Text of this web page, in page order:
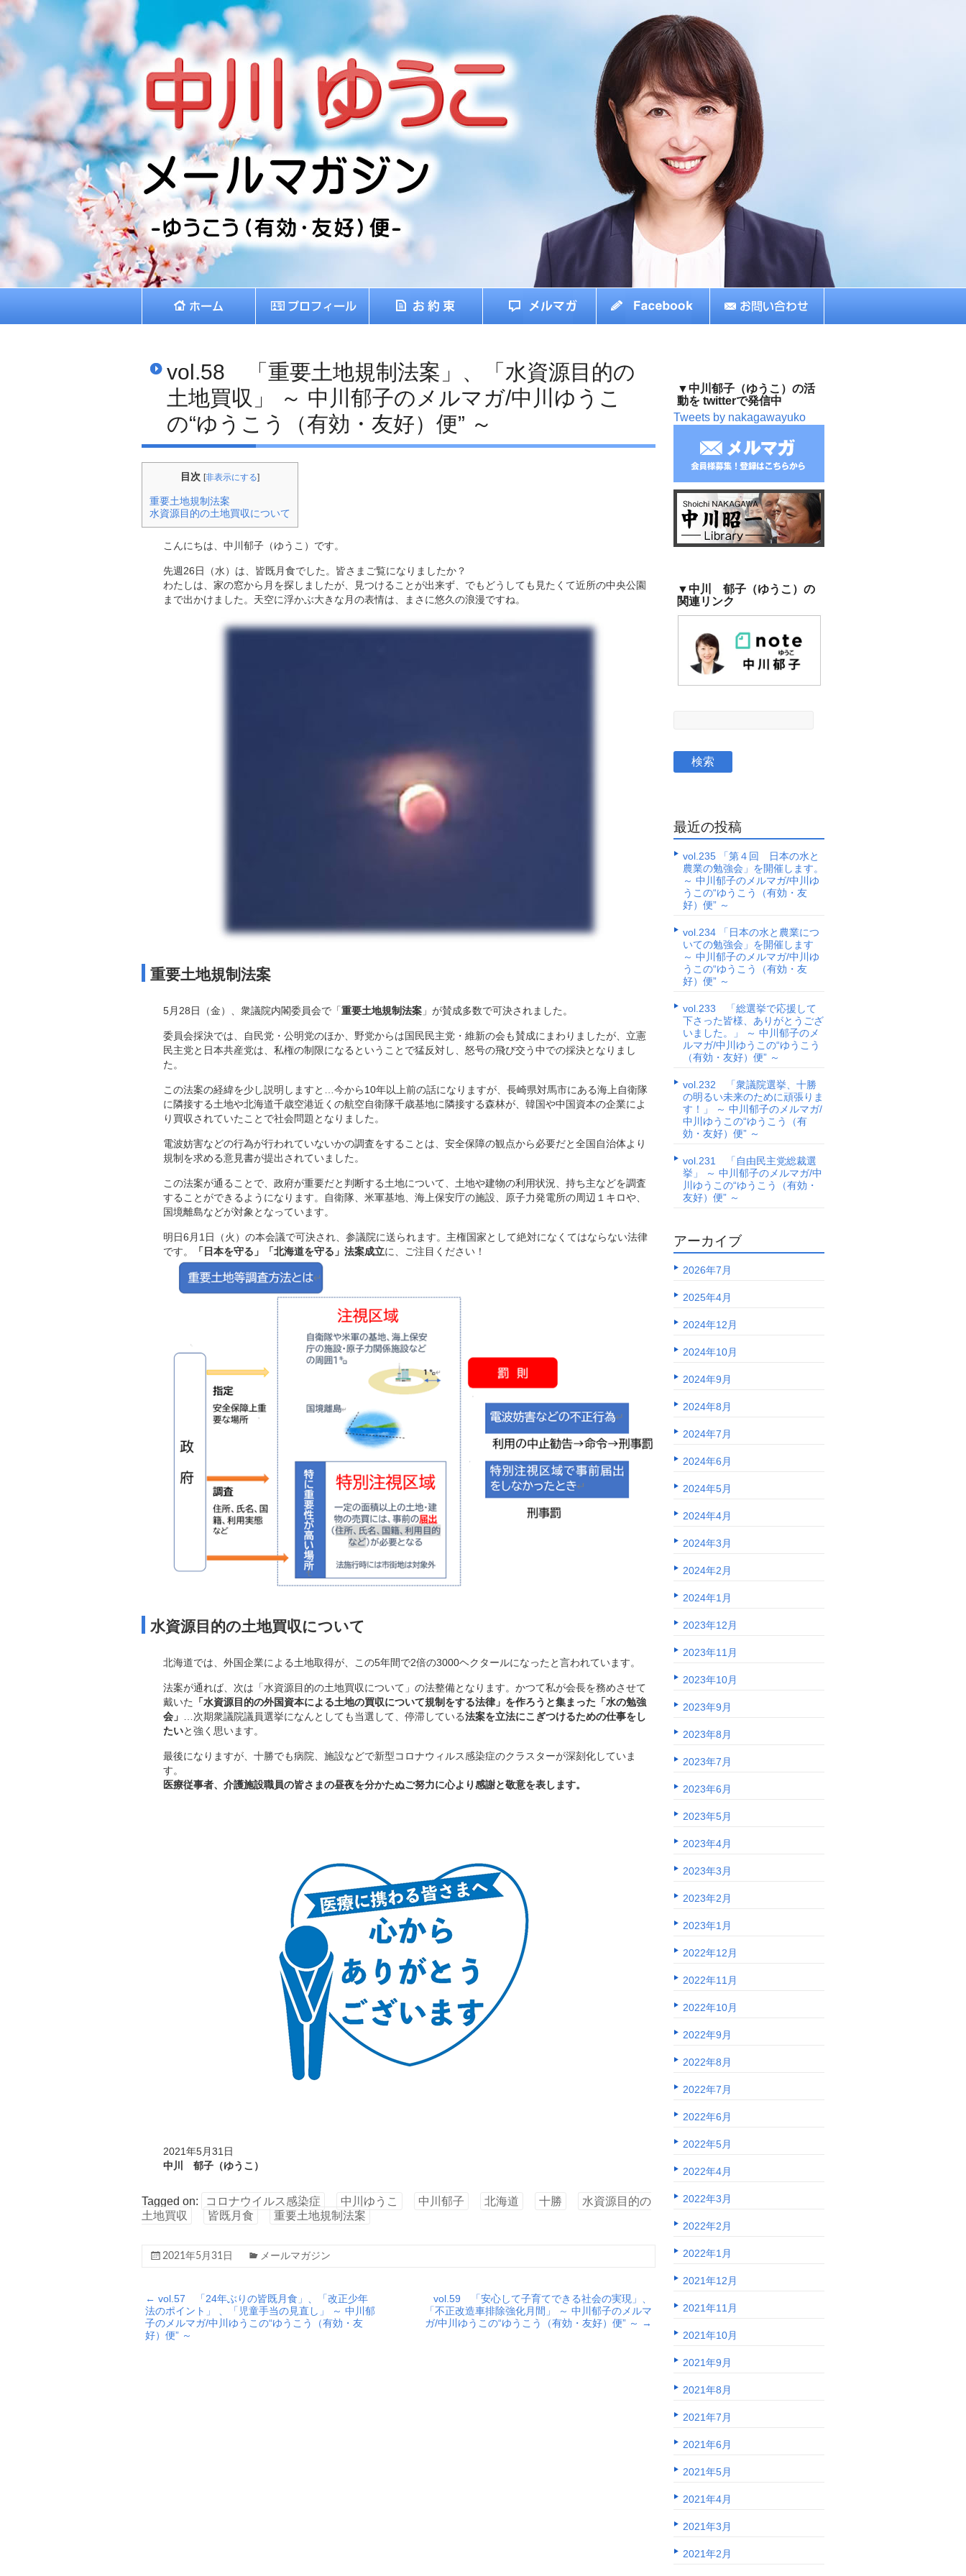
vol.58 「重要土地規制法案」、「水資源目的の
土地買収」 ～ 中川郁子のメルマガ/中川ゆうこ
の“ゆうこう（有効・友好）便” ～
目次 [非表示にする]
重要土地規制法案
水資源目的の土地買収について
こんにちは、中川郁子（ゆうこ）です。
先週26日（水）は、皆既月食でした。皆さまご覧になりましたか？
わたしは、家の窓から月を探しましたが、見つけることが出来ず、でもどうしても見たくて近所の中央公園
まで出かけました。天空に浮かぶ大きな月の表情は、まさに悠久の浪漫ですね。
重要土地規制法案
5月28日（金）、衆議院内閣委員会で「重要土地規制法案 」が賛成多数で可決されました。
委員会採決では、自民党・公明党のほか、野党からは国民民主党・維新の会も賛成にまわりましたが、立憲
民主党と日本共産党は、私権の制限になるということで猛反対し、怒号の飛び交う中での採決となりまし
た。
この法案の経緯を少し説明しますと…今から10年以上前の話になりますが、長崎県対馬市にある海上自衛隊
に隣接する土地や北海道千歳空港近くの航空自衛隊千歳基地に隣接する森林が、韓国や中国資本の企業によ
り買収されていたことで社会問題となりました。
電波妨害などの行為が行われていないかの調査をすることは、安全保障の観点から必要だと全国自治体より
規制を求める意見書が提出されていました。
この法案が通ることで、政府が重要だと判断する土地について、土地や建物の利用状況、持ち主などを調査
することができるようになります。自衛隊、米軍基地、海上保安庁の施設、原子力発電所の周辺１キロや、
国境離島などが対象となっています。
明日6月1日（火）の本会議で可決され、参議院に送られます。主権国家として絶対になくてはならない法律
です。
「日本を守る」「北海道を守る」法案成立に、ご注目ください！
水資源目的の土地買収について
北海道では、外国企業による土地取得が、この5年間で2倍の3000ヘクタールになったと言われています。
法案が通れば、次は「水資源目的の土地買収について」の法整備となります。かつて私が会長を務めさせて
戴いた
「水資源目的の外国資本による土地の買収について規制をする法律」を作ろうと集まった「水の勉強
会」
…次期衆議院議員選挙になんとしても当選して、停滞している法案を立法にこぎつけるための仕事をし
たいと強く思います。
最後になりますが、十勝でも病院、施設などで新型コロナウィルス感染症のクラスターが深刻化していま
す。
医療従事者、介護施設職員の皆さまの昼夜を分かたぬご努力に心より感謝と敬意を表します。
2021年5月31日
中川 郁子（ゆうこ）
Tagged on: コロナウイルス感染症 中川ゆうこ 中川郁子 北海道 十勝
水資源目的の
土地買収
皆既月食 重要土地規制法案
2021年5月31日 メールマガジン
← vol.57 「24年ぶりの皆既月食」、「改正少年
法のポイント」 、「児童手当の見直し」 ～ 中川郁
子のメルマガ/中川ゆうこの“ゆうこう（有効・友
好）便” ～
vol.59 「安心して子育てできる社会の実現」、
「不正改造車排除強化月間」 ～ 中川郁子のメルマ
ガ/中川ゆうこの“ゆうこう（有効・友好）便” ～ →
▼中川郁子（ゆうこ）の活
動を twitterで発信中
Tweets by nakagawayuko
▼中川 郁子（ゆうこ）の
関連リンク
最近の投稿
vol.235 「第４回 日本の水と
農業の勉強会」を開催します。
～ 中川郁子のメルマガ/中川ゆ
うこの“ゆうこう（有効・友
好）便” ～
vol.234 「日本の水と農業につ
いての勉強会」を開催します
～ 中川郁子のメルマガ/中川ゆ
うこの“ゆうこう（有効・友
好）便” ～
vol.233 「総選挙で応援して
下さった皆様、ありがとうござ
いました。」 ～ 中川郁子のメ
ルマガ/中川ゆうこの“ゆうこう
（有効・友好）便” ～
vol.232 「衆議院選挙、十勝
の明るい未来のために頑張りま
す！」 ～ 中川郁子のメルマガ/
中川ゆうこの“ゆうこう（有
効・友好）便” ～
vol.231 「自由民主党総裁選
挙」 ～ 中川郁子のメルマガ/中
川ゆうこの“ゆうこう（有効・
友好）便” ～
アーカイブ
2026年7月
2025年4月
2024年12月
2024年10月
2024年9月
2024年8月
2024年7月
2024年6月
2024年5月
2024年4月
2024年3月
2024年2月
2024年1月
2023年12月
2023年11月
2023年10月
2023年9月
2023年8月
2023年7月
2023年6月
2023年5月
2023年4月
2023年3月
2023年2月
2023年1月
2022年12月
2022年11月
2022年10月
2022年9月
2022年8月
2022年7月
2022年6月
2022年5月
2022年4月
2022年3月
2022年2月
2022年1月
2021年12月
2021年11月
2021年10月
2021年9月
2021年8月
2021年7月
2021年6月
2021年5月
2021年4月
2021年3月
2021年2月